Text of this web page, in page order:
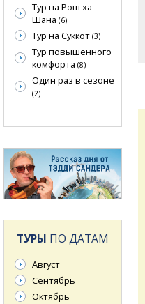
Тур на Рош ха-
Шана (6)
Тур на Суккот (3)
Тур повышенного
комфорта (8)
Один раз в сезоне
(2)
ТУРЫ ПО ДАТАМ
Август
Сентябрь
Октябрь